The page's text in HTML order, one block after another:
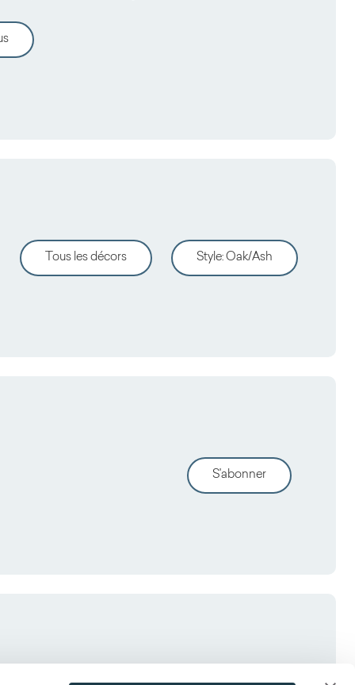
Peccati Di Gola By Renato Belluccia
Tous les décors Style: Oak/Ash
S'abonner